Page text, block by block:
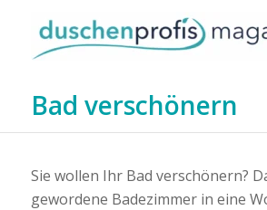
Bad verschönern
Sie wollen Ihr Bad verschönern?
gewordene Badezimmer in eine